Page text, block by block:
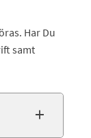
Har Du
samt